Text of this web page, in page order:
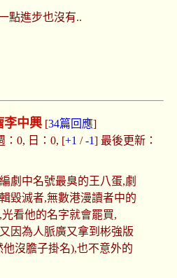
點進步也沒有..
李中興[34篇回應]
：0, 日：0, [+1 /-1] 最後更新：
劇中名號最臭的王八蛋,劇
毀滅者,無數港漫讀者中的
看他的名字就會罷買,
因為人脈廣又拿到彬強版
沒膽子掛名),也不意外的